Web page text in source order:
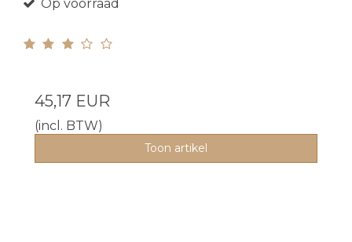
Op voorraad
45,17 EUR
(incl. BTW)
Toon artikel